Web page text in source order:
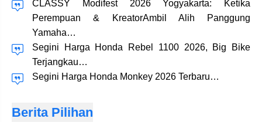
CLASSY Modifest 2026 Yogyakarta: Ketika
Perempuan & KreatorAmbil Alih Panggung
Yamaha…
Segini Harga Honda Rebel 1100 2026, Big Bike
Terjangkau…
Segini Harga Honda Monkey 2026 Terbaru…
Berita Pilihan